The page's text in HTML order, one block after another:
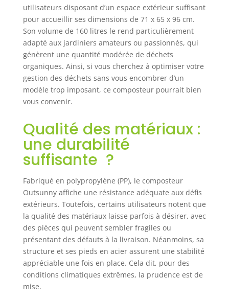
à 360° : le système
de rotation à 360°
du composteur
permet d'avoir les
mains libres et
d'éviter de
mélanger avec
elles. Remplissez
simplement le
nourriture ou de
déchets, fermez la
porte et tournez le
compostage
efficace Système
de ventilation
supplémentaire :
le composteur
d'une capacité
allant jusqu'à 160
L, dispose de 8
trous de
utilisateurs disposant d’un espace extérieur suffisant
pour accueillir ses dimensions de 71 x 65 x 96 cm.
Son volume de 160 litres le rend particulièrement
adapté aux jardiniers amateurs ou passionnés, qui
génèrent une quantité modérée de déchets
organiques. Ainsi, si vous cherchez à optimiser votre
gestion des déchets sans vous encombrer d’un
modèle trop imposant, ce composteur pourrait bien
vous convenir.
Qualité des matériaux :
une durabilité
suffisante ?
Fabriqué en polypropylène (PP), le composteur
Outsunny affiche une résistance adéquate aux défis
extérieurs. Toutefois, certains utilisateurs notent que
la qualité des matériaux laisse parfois à désirer, avec
des pièces qui peuvent sembler fragiles ou
présentant des défauts à la livraison. Néanmoins, sa
structure et ses pieds en acier assurent une stabilité
appréciable une fois en place. Cela dit, pour des
conditions climatiques extrêmes, la prudence est de
mise.